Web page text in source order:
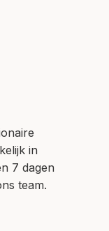
in
7 dagen
team.